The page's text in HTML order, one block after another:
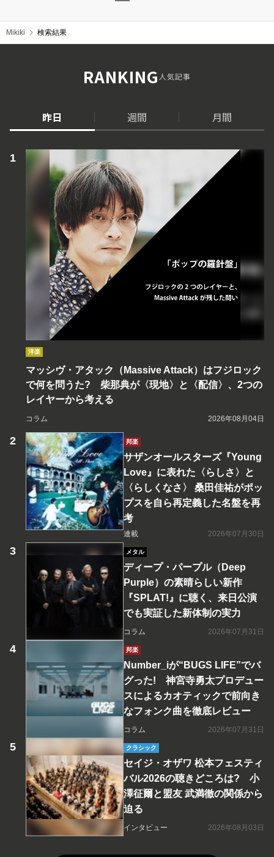
Mikiki 検索結果
RANKING人気記事
昨日 週間 月間
洋楽
マッシヴ・アタック（Massive Attack）はフジロック
で何を問うた? 柴那典が〈現地〉と〈配信〉、2つの
レイヤーから考える
コラム 2026年08月04日
邦楽
サザンオールスターズ『Young
Love』に表れた〈らしさ〉と
〈らしくなさ〉 桑田佳祐がポッ
プスを自ら再定義した名盤を再
考
連載 2026年07月30日
メタル
ディープ・パープル（Deep
Purple）の素晴らしい新作
『SPLAT!』に聴く、来日公演
でも実証した新体制の実力
コラム 2026年07月31日
邦楽
Number_iが“BUGS LIFE”でバ
グった! 神宮寺勇太プロデュー
スによるカオティックで前向き
なフォンク曲を徹底レビュー
コラム 2026年07月31日
クラシック
セイジ・オザワ 松本フェスティ
バル2026の聴きどころは? 小
澤征爾と盟友 武満徹の関係から
迫る
インタビュー 2026年08月03日